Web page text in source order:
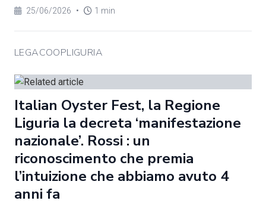
25/06/2026 • 1 min
LEGACOOPLIGURIA
Italian Oyster Fest, la Regione
Liguria la decreta ‘manifestazione
nazionale’. Rossi : un
riconoscimento che premia
l’intuizione che abbiamo avuto 4
anni fa